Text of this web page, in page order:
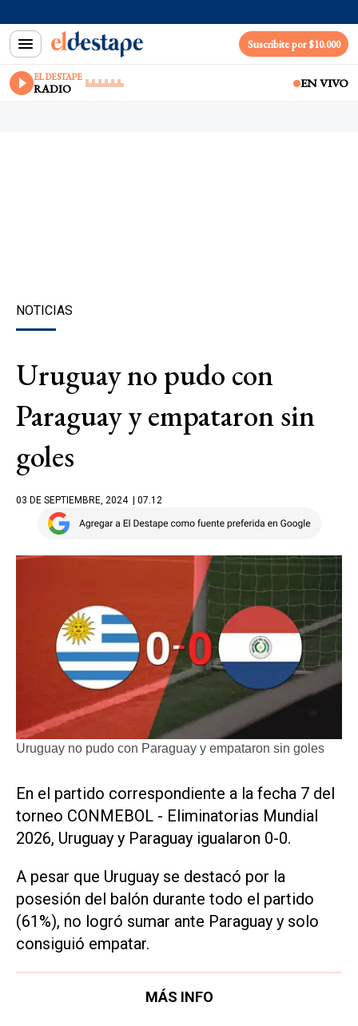
Suscribite por $10.000
EL DESTAPE
RADIO EN VIVO
NOTICIAS
Uruguay no pudo con
Paraguay y empataron sin
goles
03 DE SEPTIEMBRE, 2024 | 07.12
Uruguay no pudo con Paraguay y empataron sin goles
En el partido correspondiente a la fecha 7 del
torneo CONMEBOL - Eliminatorias Mundial
2026, Uruguay y Paraguay igualaron 0-0.
A pesar que Uruguay se destacó por la
posesión del balón durante todo el partido
(61%), no logró sumar ante Paraguay y solo
consiguió empatar.
MÁS INFO